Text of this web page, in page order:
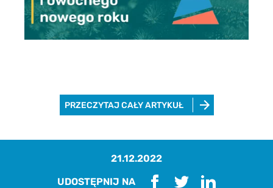
PRZECZYTAJ CAŁY ARTYKUŁ
21.12.2022
UDOSTĘPNIJ NA